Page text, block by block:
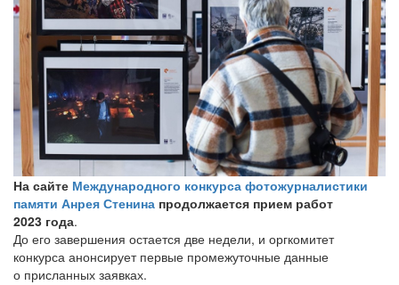
На сайте Международного конкурса фотожурналистики
памяти Анрея Стенина продолжается прием работ
2023 года.
До его завершения остается две недели, и оргкомитет
конкурса анонсирует первые промежуточные данные
о присланных заявках.